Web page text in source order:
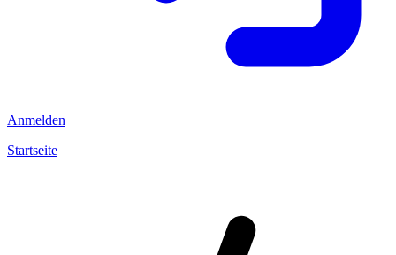
Anmelden
Startseite